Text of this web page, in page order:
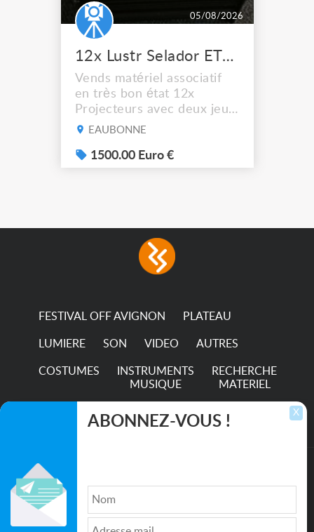
05/08/2026
12x Lustr Selador ETC Led 7x colors filtres
Vends matériel associatif
en très bon état 12x
Projecteurs avec deux jeux
de filtre filtre Lustr Selador
system – seven colour
LEDs providing the
consumption The
permanence of a 50,000-
EAUBONNE
1500.00 Euro €
FESTIVAL OFF AVIGNON PLATEAU
LUMIERE SON VIDEO AUTRES
COSTUMES
INSTRUMENTS
MUSIQUE
RECHERCHE
MATERIEL
TRANSPORTS X
ABONNEZ-VOUS !